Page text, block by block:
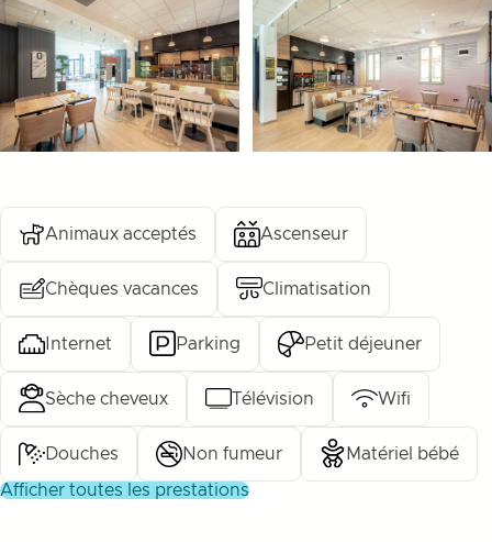
Animaux acceptés Ascenseur
Chèques vacances Climatisation
Internet Parking Petit déjeuner
Sèche cheveux Télévision Wifi
Douches Non fumeur Matériel bébé
afficher toutes les prestations